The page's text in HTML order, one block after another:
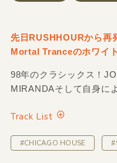
先日RUSHHOURから
Mortal Tranceのホワイ
98年のクラシックス！
MIRANDAそして自身に
Track List
#CHICAGO HOUSE